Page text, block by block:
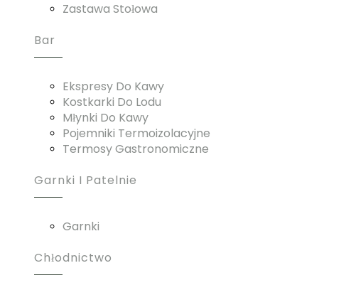
Zastawa Stołowa
Bar
Ekspresy Do Kawy
Kostkarki Do Lodu
Młynki Do Kawy
Pojemniki Termoizolacyjne
Termosy Gastronomiczne
Garnki I Patelnie
Garnki
Chłodnictwo